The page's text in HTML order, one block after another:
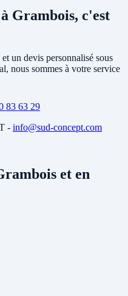
la toiture. Si votre tableau
à jour partielle peut être
identifie tous les travaux
Grambois, c'est
et un devis personnalisé sous
nous sommes à votre service
83 63 29
- info@sud-concept.com
et en